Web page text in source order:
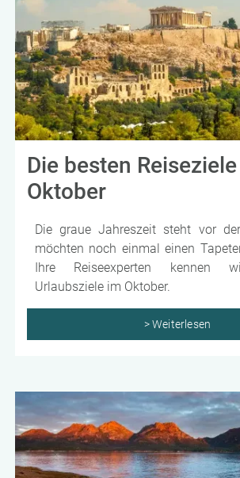
erleben möchten – wir haben
Angebote, um den Winter
gestalten.
Die besten
Oktober
Die graue Jahreszeit steht vor
möchten noch einmal einen
Ihre Reiseexperten kennen
Urlaubsziele im Oktober.
> Weiterlesen